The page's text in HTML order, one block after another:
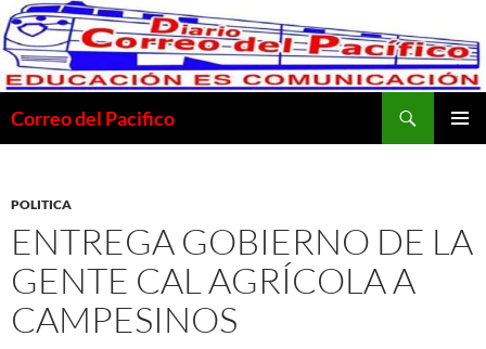
Saltar
al
contenido
Correo del Pacifico
POLITICA
ENTREGA GOBIERNO DE LA
GENTE CAL AGRÍCOLA A
CAMPESINOS